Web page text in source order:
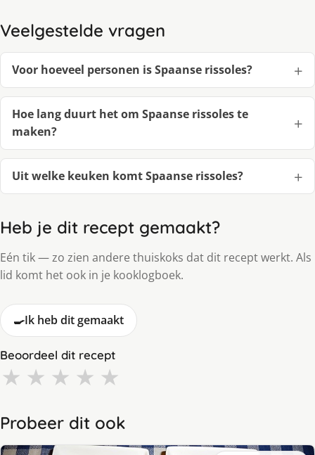
Veelgestelde vragen
Voor hoeveel personen is Spaanse rissoles?
Hoe lang duurt het om Spaanse rissoles te
maken?
Uit welke keuken komt Spaanse rissoles?
Heb je dit recept gemaakt?
Eén tik — zo zien andere thuiskoks dat dit recept werkt. Als
lid komt het ook in je kooklogboek.
🍳Ik heb dit gemaakt
Beoordeel dit recept
★ ★ ★ ★ ★
Probeer dit ook